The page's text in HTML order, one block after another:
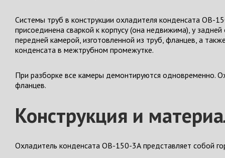
Системы труб в конструкции охладителя конденсата ОВ-
присоединена сваркой к корпусу (она недвижима), у
передней камерой, изготовленной из труб, фланцев, а
конденсата в межтрубном промежутке.
При разборке все камеры демонтируются
фланцев.
Конструкция и
Охладитель конденсата ОВ-150-3А представляет собой